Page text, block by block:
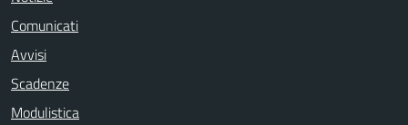
Comunicati
Avvisi
Scadenze
Modulistica